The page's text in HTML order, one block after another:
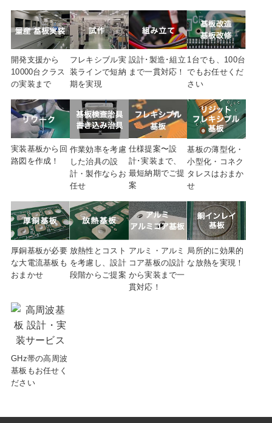
開発支援から
10000台クラス
の実装まで
フレキシブル実
装ラインで短納
期を実現
設計･製造･組立
まで一貫対応！
1台でも、100台
でも お任せくだ
さい
実装基板から回
路図を作成！
作業効率を考慮
した治具の設
計・製作ならお
任せ
仕様提案〜設
計･実装まで、
最短納期でご提
案
基板の薄型化・
小型化・コネク
タレスはおまか
せ
厚銅基板が必要
な大電流基板も
おまかせ
放熱性とコスト
を考慮し、設計
段階からご提案
アルミ・アルミ
コア基板の設計
から実装まで一
貫対応！
局所的に効果的
な放熱を実現！
GHz帯の高周波
基板もお任せく
ださい